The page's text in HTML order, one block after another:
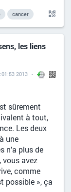
cancer
les liens
2013
sûrement
à tout,
Les deux
une
n’a plus de
vous avez
comme
possible », ça